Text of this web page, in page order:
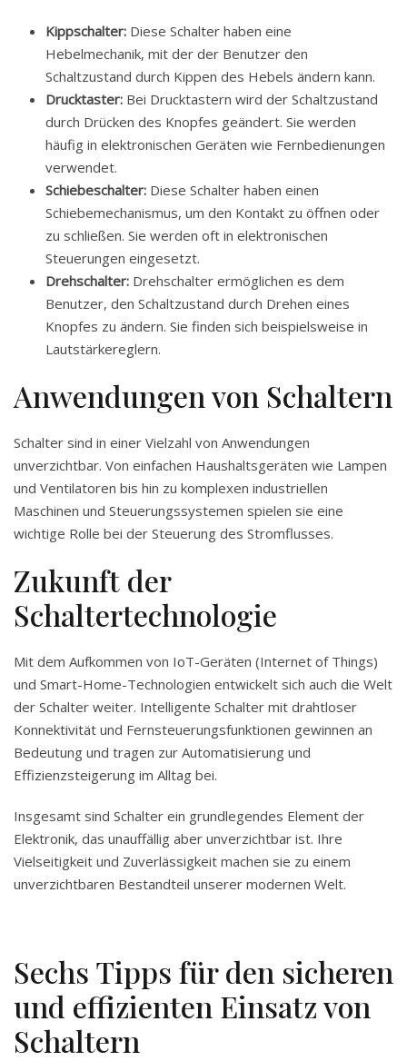
Kippschalter: Diese Schalter haben eine
Hebelmechanik, mit der der Benutzer den
Schaltzustand durch Kippen des Hebels ändern kann.
Drucktaster: Bei Drucktastern wird der Schaltzustand
durch Drücken des Knopfes geändert. Sie werden
häufig in elektronischen Geräten wie Fernbedienungen
verwendet.
Schiebeschalter: Diese Schalter haben einen
Schiebemechanismus, um den Kontakt zu öffnen oder
zu schließen. Sie werden oft in elektronischen
Steuerungen eingesetzt.
Drehschalter: Drehschalter ermöglichen es dem
Benutzer, den Schaltzustand durch Drehen eines
Knopfes zu ändern. Sie finden sich beispielsweise in
Lautstärkereglern.
Anwendungen von Schaltern
Schalter sind in einer Vielzahl von Anwendungen
unverzichtbar. Von einfachen Haushaltsgeräten wie Lampen
und Ventilatoren bis hin zu komplexen industriellen
Maschinen und Steuerungssystemen spielen sie eine
wichtige Rolle bei der Steuerung des Stromflusses.
Zukunft der
Schaltertechnologie
Mit dem Aufkommen von IoT-Geräten (Internet of Things)
und Smart-Home-Technologien entwickelt sich auch die Welt
der Schalter weiter. Intelligente Schalter mit drahtloser
Konnektivität und Fernsteuerungsfunktionen gewinnen an
Bedeutung und tragen zur Automatisierung und
Effizienzsteigerung im Alltag bei.
Insgesamt sind Schalter ein grundlegendes Element der
Elektronik, das unauffällig aber unverzichtbar ist. Ihre
Vielseitigkeit und Zuverlässigkeit machen sie zu einem
unverzichtbaren Bestandteil unserer modernen Welt.
Sechs Tipps für den sicheren
und effizienten Einsatz von
Schaltern